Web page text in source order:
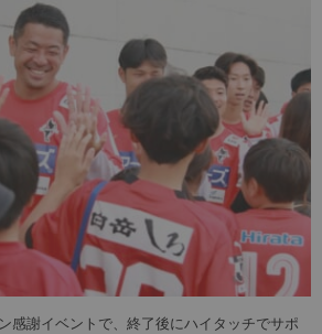
感謝イベントで、終了後にハイタッチでサポ